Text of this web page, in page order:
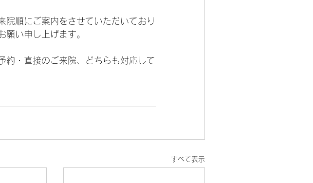
院順にご案内をさせていただいており
願い申し上げます。
約・直接のご来院、どちらも対応して
すべて表示